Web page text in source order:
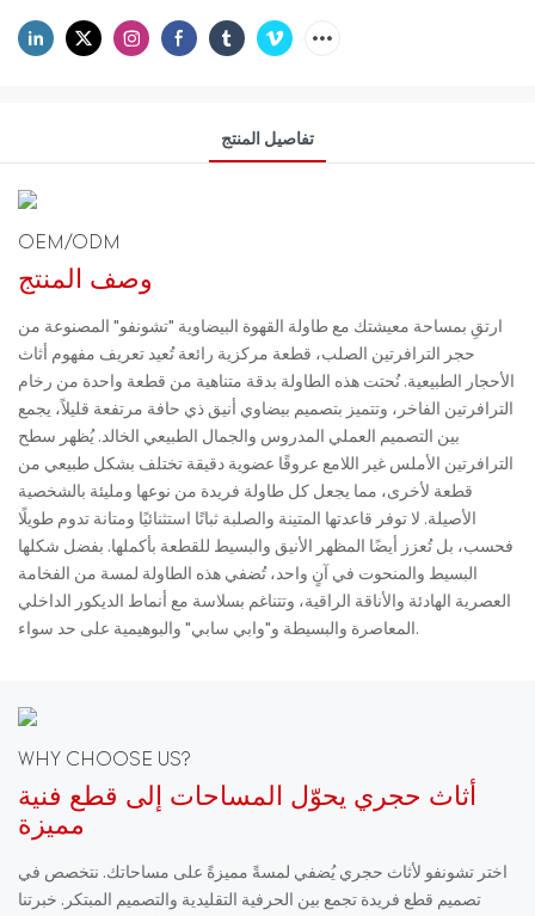
تفاصيل المنتج
OEM/ODM
وصف المنتج
ارتقِ بمساحة معيشتك مع طاولة القهوة البيضاوية "تشونفو" المصنوعة من
حجر الترافرتين الصلب، قطعة مركزية رائعة تُعيد تعريف مفهوم أثاث
الأحجار الطبيعية. نُحتت هذه الطاولة بدقة متناهية من قطعة واحدة من رخام
الترافرتين الفاخر، وتتميز بتصميم بيضاوي أنيق ذي حافة مرتفعة قليلاً، يجمع
بين التصميم العملي المدروس والجمال الطبيعي الخالد. يُظهر سطح
الترافرتين الأملس غير اللامع عروقًا عضوية دقيقة تختلف بشكل طبيعي من
قطعة لأخرى، مما يجعل كل طاولة فريدة من نوعها ومليئة بالشخصية
الأصيلة. لا توفر قاعدتها المتينة والصلبة ثباتًا استثنائيًا ومتانة تدوم طويلًا
فحسب، بل تُعزز أيضًا المظهر الأنيق والبسيط للقطعة بأكملها. بفضل شكلها
البسيط والمنحوت في آنٍ واحد، تُضفي هذه الطاولة لمسة من الفخامة
العصرية الهادئة والأناقة الراقية، وتتناغم بسلاسة مع أنماط الديكور الداخلي
المعاصرة والبسيطة و"وابي سابي" والبوهيمية على حد سواء.
WHY CHOOSE US?
أثاث حجري يحوّل المساحات إلى قطع فنية
مميزة
اختر تشونفو لأثاث حجري يُضفي لمسةً مميزةً على مساحاتك. نتخصص في
تصميم قطع فريدة تجمع بين الحرفية التقليدية والتصميم المبتكر. خبرتنا